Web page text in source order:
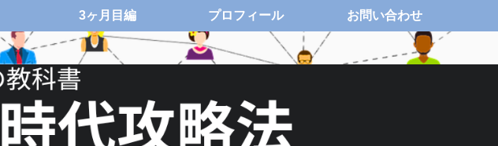
3ヶ月目編 プロフィール お問い合わせ